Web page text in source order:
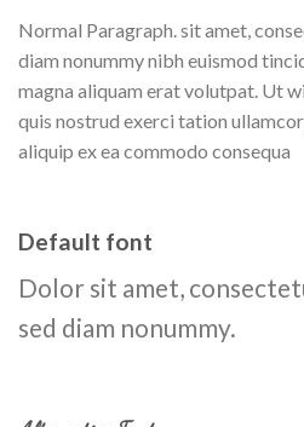
Normal Paragraph. sit amet,
diam nonummy nibh euismod
magna aliquam erat volutpat. Ut
quis nostrud exerci tation
aliquip ex ea commodo consequa
Default font
Dolor sit amet,
sed diam nonummy.